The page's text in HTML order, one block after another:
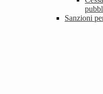
Sanzioni